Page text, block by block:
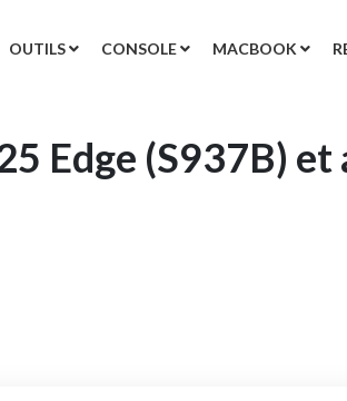
OUTILS CONSOLE MACBOOK
Edge (S937B) et